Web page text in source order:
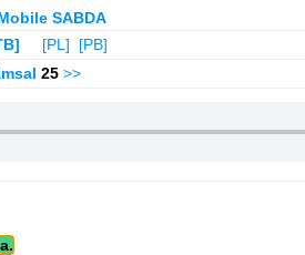
SABDA
[PL]
[PB]
25 >>